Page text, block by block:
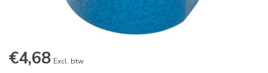
€4,68 Excl. btw